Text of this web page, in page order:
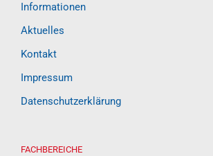
Informationen
Aktuelles
Kontakt
Impressum
Datenschutzerklärung
FACHBEREICHE